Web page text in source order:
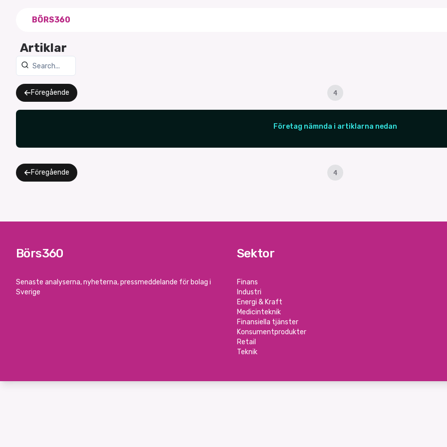
BÖRS360
Artiklar
Föregående 4
Företag nämnda i artiklarna nedan
Föregående 4
Börs360
Senaste analyserna, nyheterna, pressmeddelande för bolag i
Sverige
Sektor
Finans
Industri
Energi & Kraft
Medicinteknik
Finansiella tjänster
Konsumentprodukter
Retail
Teknik